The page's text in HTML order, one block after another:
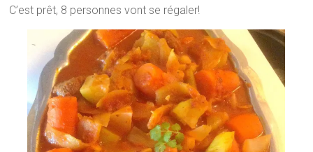
C’est prêt, 8 personnes vont se régaler!